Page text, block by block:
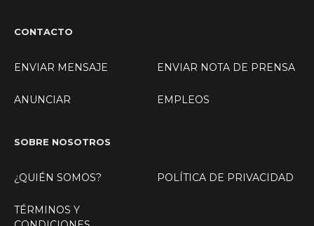
CONTACTO
ENVIAR MENSAJE ENVIAR NOTA DE PRENSA
ANUNCIAR EMPLEOS
SOBRE NOSOTROS
¿QUIÉN SOMOS? POLÍTICA DE PRIVACIDAD
TÉRMINOS Y